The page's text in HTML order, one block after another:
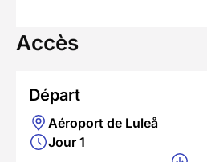
Accès
Départ
Aéroport de Luleå
Jour 1